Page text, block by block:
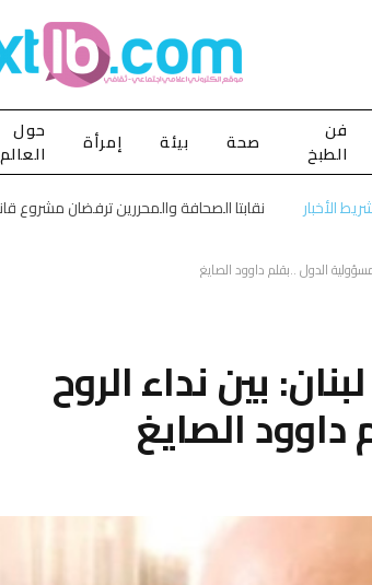
فن
الطبخ
صحة بيئة إمرأة
حول
العالم
الأخبار نقابتا الصحافة والمحررين ترفضان مشروع
الدول ..بقلم داوود الصايغ
بين نداء الروح
الصايغ